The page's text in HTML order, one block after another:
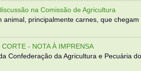
na Comissão de Agricultura
principalmente carnes, que
- NOTA À IMPRENSA
Confederação da Agricultura e Pecuária